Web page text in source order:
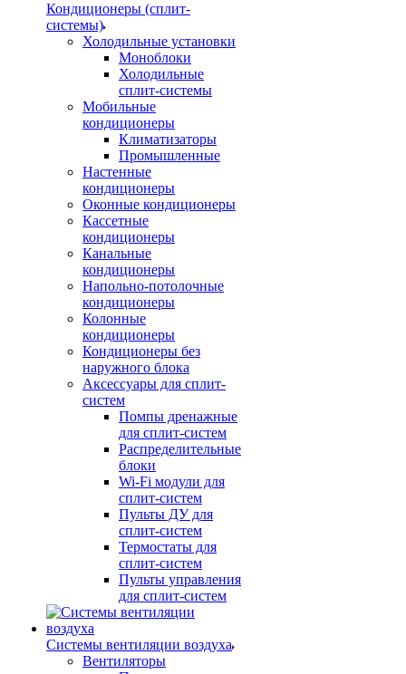
Кондиционеры (сплит-
системы)
Холодильные установки
Моноблоки
Холодильные
сплит-системы
Мобильные
кондиционеры
Климатизаторы
Промышленные
Настенные
кондиционеры
Оконные кондиционеры
Кассетные
кондиционеры
Канальные
кондиционеры
Напольно-потолочные
кондиционеры
Колонные
кондиционеры
Кондиционеры без
наружного блока
Аксессуары для сплит-
систем
Помпы дренажные
для сплит-систем
Распределительные
блоки
Wi-Fi модули для
сплит-систем
Пульты ДУ для
сплит-систем
Термостаты для
сплит-систем
Пульты управления
для сплит-систем
Системы вентиляции воздуха
Вентиляторы